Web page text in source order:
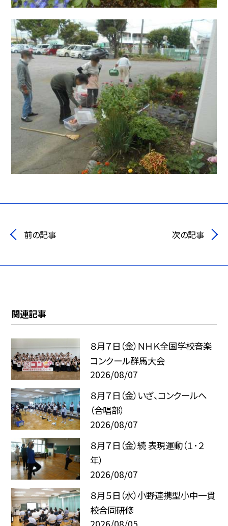
前の記事 次の記事
関連記事
８月７日（金）ＮＨＫ全国学校音楽
コンクール群馬大会
2026/08/07
８月７日（金）いざ、コンクールへ
（合唱部）
2026/08/07
８月７日（金）続 表現運動（１･２
年）
2026/08/07
８月５日（水）小野連携型小中一貫
校合同研修